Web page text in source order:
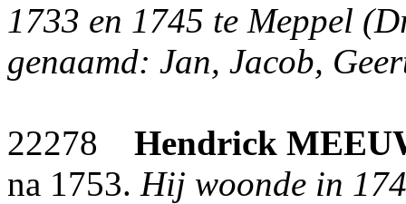
1733 en 1745 te Meppel
genaamd: Jan, Jacob,
22278 Hendrick
na 1753. Hij woonde in